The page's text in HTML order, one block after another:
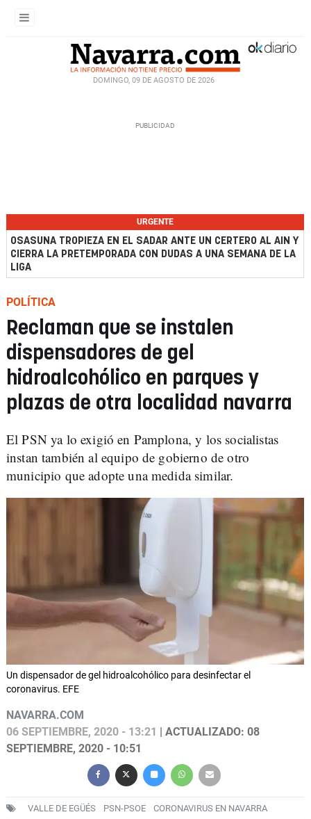
DOMINGO, 09 DE AGOSTO DE 2026
URGENTE
OSASUNA TROPIEZA EN EL SADAR ANTE UN CERTERO AL AIN Y
CIERRA LA PRETEMPORADA CON DUDAS A UNA SEMANA DE LA
LIGA
POLÍTICA
Reclaman que se instalen
dispensadores de gel
hidroalcohólico en parques y
plazas de otra localidad navarra
El PSN ya lo exigió en Pamplona, y los socialistas
instan también al equipo de gobierno de otro
municipio que adopte una medida similar.
Un dispensador de gel hidroalcohólico para desinfectar el
coronavirus. EFE
NAVARRA.COM
06 SEPTIEMBRE, 2020 - 13:21
| ACTUALIZADO: 08
SEPTIEMBRE, 2020 - 10:51
VALLE DE EGÜÉS PSN-PSOE CORONAVIRUS EN NAVARRA